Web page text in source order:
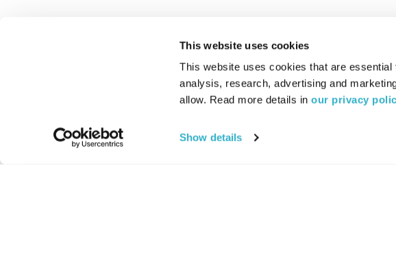
This website uses cookies
This website uses cookies that are
analysis, research, advertising and
allow. Read more details in our privacy
Show details